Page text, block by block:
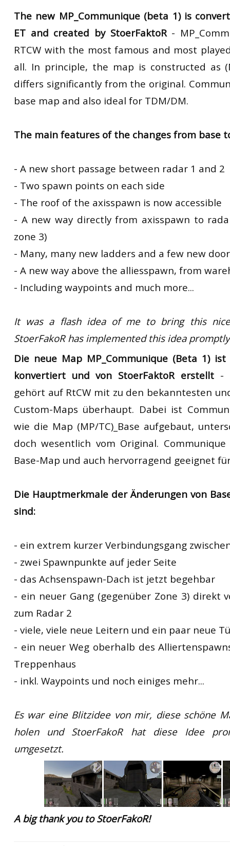
ET:QW Movies
DB Misc
Wolfenstein Movies
ET Scene
ET:QW Scene
General News
Game News
PC Hard + Software
The new MP_Communique (beta 1) is
ET and created by StoerFaktoR-
RTCW with the most famous and most
all. In principle, the map is constructed as
differs significantly from the original.
base map and also ideal for TDM/DM.
The main features of the changes from base
- A new short passage between radar 1 and 2
- Two spawn points on each side
- The roof of the axisspawn is now accessible
- A new way directly from axisspawn to
zone 3)
- Many, many new ladders and a few new
- A new way above the alliesspawn, from
- Including waypoints and much more...
It was a flash idea of me to bring this
StoerFakoR has implemented this idea
Die neue Map MP_Communique (Beta 1)
konvertiert und von StoerFaktoR erstellt-
gehört auf RtCW mit zu den bekanntesten
Custom-Maps überhaupt. Dabei ist
wie die Map (MP/TC)_Base aufgebaut,
doch wesentlich vom Original.
Base-Map und auch hervorragend geeignet
Die Hauptmerkmale der Änderungen von
sind:
- ein extrem kurzer Verbindungsgang
- zwei Spawnpunkte auf jeder Seite
- das Achsenspawn-Dach ist jetzt begehbar
- ein neuer Gang (gegenüber Zone 3) direkt
zum Radar 2
- viele, viele neue Leitern und ein paar neue
- ein neuer Weg oberhalb des
Treppenhaus
- inkl. Waypoints und noch einiges mehr...
Es war eine Blitzidee von mir, diese schöne
holen und StoerFakoR hat diese Idee
umgesetzt.
A big thank you to StoerFakoR!